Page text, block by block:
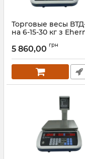
Торговые весы
на 6-15-30 кг з
Артикул: ВТД-РД на 6-15-
5 860,00 грн